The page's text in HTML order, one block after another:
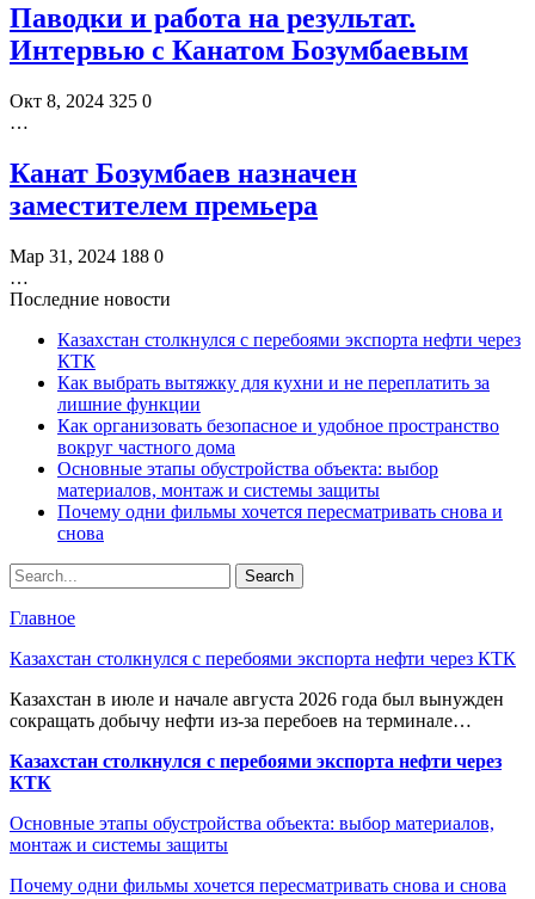
Паводки и работа на результат.
Интервью с Канатом Бозумбаевым
Окт 8, 2024 325 0
…
Канат Бозумбаев назначен
заместителем премьера
Мар 31, 2024 188 0
…
Последние новости
Казахстан столкнулся с перебоями экспорта нефти через
КТК
Как выбрать вытяжку для кухни и не переплатить за
лишние функции
Как организовать безопасное и удобное пространство
вокруг частного дома
Основные этапы обустройства объекта: выбор
материалов, монтаж и системы защиты
Почему одни фильмы хочется пересматривать снова и
снова
Главное
Казахстан столкнулся с перебоями экспорта нефти через КТК
Казахстан в июле и начале августа 2026 года был вынужден
сокращать добычу нефти из-за перебоев на терминале…
Казахстан столкнулся с перебоями экспорта нефти через
КТК
Основные этапы обустройства объекта: выбор материалов,
монтаж и системы защиты
Почему одни фильмы хочется пересматривать снова и снова